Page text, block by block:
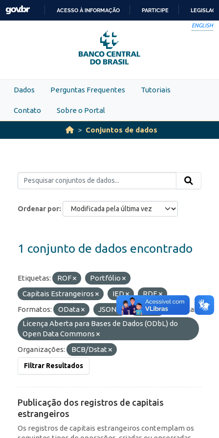
Skip to main content
PARA
O
CONTEÚDO
ACESSO À INFORMAÇÃO PARTICIPE
ENGLISH
Dados Perguntas Frequentes Tutoriais
Contato Sobre o Portal
Conjuntos de dados
Ordenar por
1 conjunto de dados encontrado
Etiquetas: ROF
Portfólio
Capitais Estrangeiros
IED
RDE
Formatos:
OData JSON HTML
Licenças:
Licença Aberta para Bases de Dados (ODbL) do
Open Data Commons
Organizações:
BCB/Dstat
Filtrar Resultados
Publicação dos registros de capitais
estrangeiros
Os registros de capitais estrangeiros contemplam os